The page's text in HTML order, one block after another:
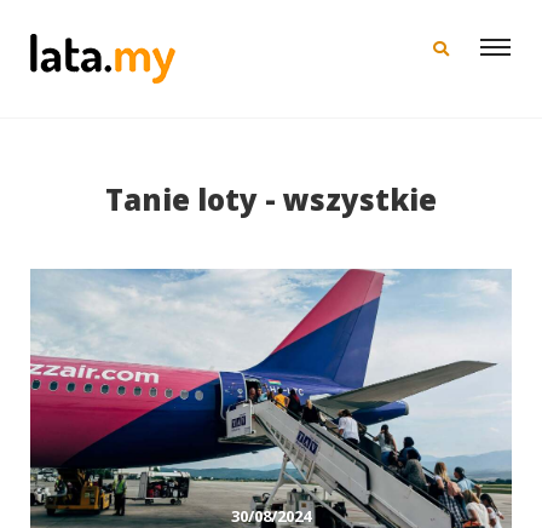
Tanie loty - wszystkie
30/08/2024